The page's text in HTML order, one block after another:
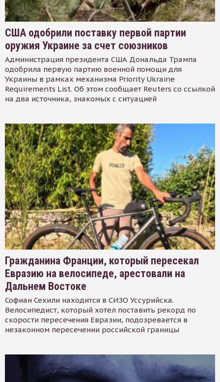
США одобрили поставку первой партии
оружия Украине за счет союзников
Администрация президента США Дональда Трампа
одобрила первую партию военной помощи для
Украины в рамках механизма Priority Ukraine
Requirements List. Об этом сообщает Reuters со ссылкой
на два источника, знакомых с ситуацией
Гражданина Франции, который пересекал
Евразию на велосипеде, арестовали на
Дальнем Востоке
Софиан Сехили находится в СИЗО Уссурийска.
Велосипедист, который хотел поставить рекорд по
скорости пересечения Евразии, подозревается в
незаконном пересечении российской границы